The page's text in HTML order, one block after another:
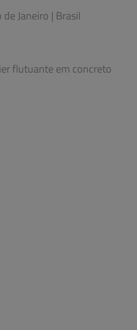
de Janeiro | Brasil
flutuante em concreto